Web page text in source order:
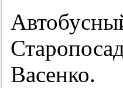
Васенко.